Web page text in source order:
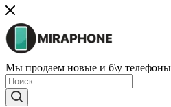
Мы продаем новые и б\у